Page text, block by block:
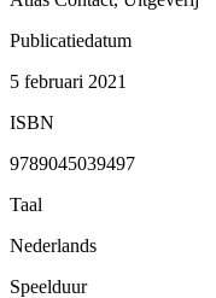
Publicatiedatum
5 februari 2021
ISBN
9789045039497
Taal
Nederlands
Speelduur